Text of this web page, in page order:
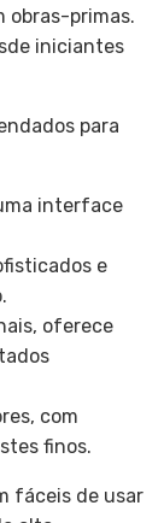
obras-primas.
iniciantes
para
interface
e
oferece
com
finos.
fáceis de usar